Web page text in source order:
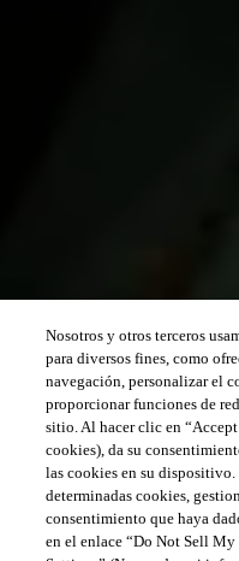
Nosotros y otros terceros
para diversos fines, como
navegación, personalizar el
proporcionar funciones de
sitio. Al hacer clic en
cookies), da su
las cookies en su
determinadas cookies,
consentimiento que haya
en el enlace “Do Not Sell